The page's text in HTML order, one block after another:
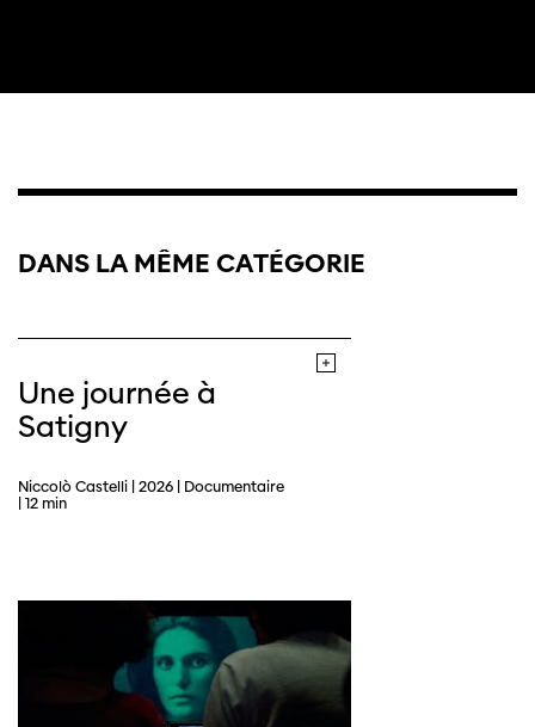
DANS LA MÊME CATÉGORIE
Une journée à
Satigny
Niccolò Castelli | 2026 | Documentaire
| 12 min